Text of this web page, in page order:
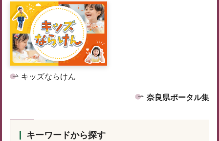
キッズならけん
奈良県ポータル集
キーワードから探す